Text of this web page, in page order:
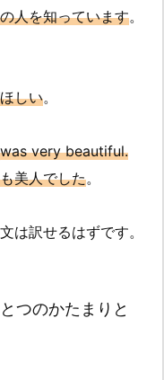
人を知っています。
しい。
was very beautiful.
美人でした。
は訳せるはずです。
つのかたまりと